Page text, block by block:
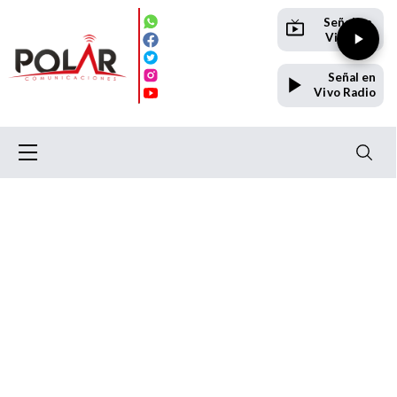
Señal en
Vivo TV
Señal en
Vivo Radio